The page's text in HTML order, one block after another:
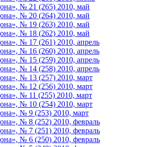
№ 21 (265) 2010, май
№ 20 (264) 2010, май
№ 19 (263) 2010, май
№ 18 (262) 2010, май
№ 17 (261) 2010, апрель
№ 16 (260) 2010, апрель
№ 15 (259) 2010, апрель
№ 14 (258) 2010, апрель
№ 13 (257) 2010, март
№ 12 (256) 2010, март
№ 11 (255) 2010, март
№ 10 (254) 2010, март
№ 9 (253) 2010, март
№ 8 (252) 2010, февраль
№ 7 (251) 2010, февраль
№ 6 (250) 2010, февраль